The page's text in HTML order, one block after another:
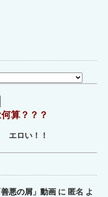
算？？？
エロい！！
悪の屑」動画 に 匿名 よ